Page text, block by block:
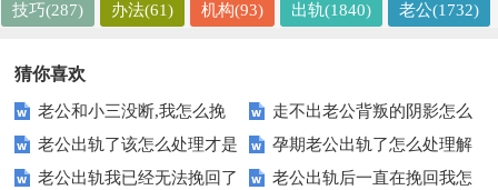
技巧(287) 办法(61) 机构(93) 出轨(1840) 老公(1732)
猜你喜欢
老公和小三没断,我怎么挽
回?重拳出招7个方法
走不出老公背叛的阴影怎么
办？6个方法
老公出轨了该怎么处理才是
最好的[成功经验]
孕期老公出轨了怎么处理解
决最好?
老公出轨我已经无法挽回了
老公出轨后一直在挽回我怎